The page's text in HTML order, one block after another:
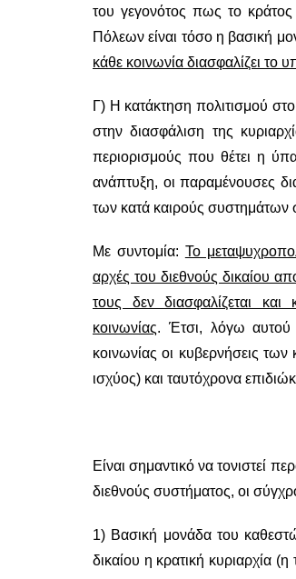
του γεγονότος πως το
Πόλεων είναι τόσο η βασική
κάθε κοινωνία διασφαλίζει το
Γ) Η κατάκτηση πολιτισμού
στην διασφάλιση της
περιορισμούς που θέτει η
ανάπτυξη, οι παραμένουσες
των κατά καιρούς συστημάτων
Με συντομία: To
αρχές του διεθνούς δικαίου
τους δεν διασφαλίζεται
κοινωνίας. Έτσι, λόγω αυτού
κοινωνίας οι κυβερνήσεις
ισχύος) και ταυτόχρονα
Είναι σημαντικό να τονιστεί
διεθνούς συστήματος, οι
1) Βασική μονάδα του
δικαίου η κρατική κυριαρχία